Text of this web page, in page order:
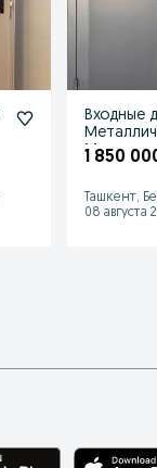
Входные
1 850
Ташкент,
08 августа